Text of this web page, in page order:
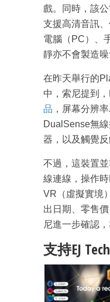
戲。同時，該
支援高清音訊
電腦（PC）、
靜亦不會製造噪
在昨天舉行的
中，索尼提到
品 ，屏幕分辨
DualSense無
器，以及觸覺反
不過，這裝置
線連線，操作
VR（虛擬實境
出日期、零售
尼進一步確認
支持EJ Tech